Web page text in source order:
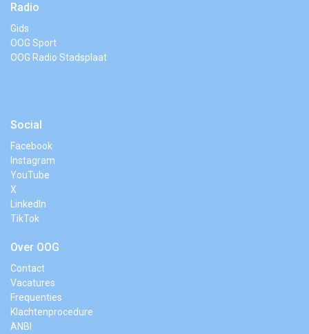
Radio
Gids
OOG Sport
OOG Radio Stadsplaat
Social
Facebook
Instagram
YouTube
X
LinkedIn
TikTok
Over OOG
Contact
Vacatures
Frequenties
Klachtenprocedure
ANBI